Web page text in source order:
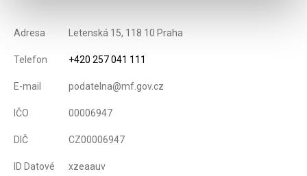
Adresa Letenská 15, 118 10 Praha
Telefon +420 257 041 111
E-mail podatelna@mf.gov.cz
IČO 00006947
DIČ CZ00006947
ID Datové
xzeaauv